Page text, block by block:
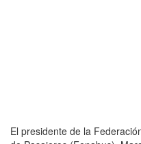
El presidente de la